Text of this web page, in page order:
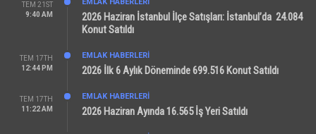
TEM 21ST
9:40 AM
EMLAK HABERLERI
2026 Haziran İstanbul İlçe Satışları: İstanbul’da 24.084
Konut Satıldı
TEM 17TH
12:44 PM
EMLAK HABERLERI
2026 İlk 6 Aylık Döneminde 699.516 Konut Satıldı
TEM 17TH
11:22 AM
EMLAK HABERLERI
2026 Haziran Ayında 16.565 İş Yeri Satıldı